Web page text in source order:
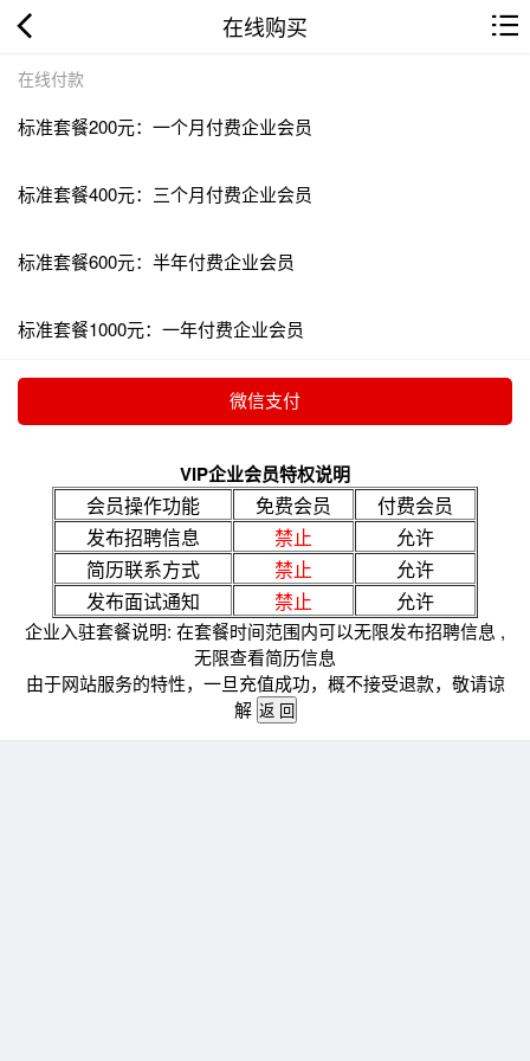
在线购买
在线付款
标准套餐200元：一个月付费企业会员
标准套餐400元：三个月付费企业会员
标准套餐600元：半年付费企业会员
标准套餐1000元：一年付费企业会员
VIP企业会员特权说明
会员操作功能 免费会员
付费会员
发布招聘信息
禁止
允许
简历联系方式
禁止
允许
发布面试通知
禁止 允许
企业入驻套餐说明: 在套餐时间范围内可以无限发布招聘信息 ,
无限查看简历信息
由于网站服务的特性，一旦充值成功，概不接受退款，敬请谅
解